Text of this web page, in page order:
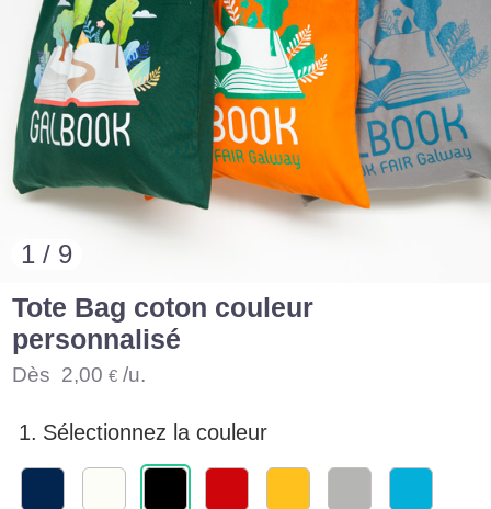
1 / 9
Tote Bag coton couleur
personnalisé
Dès 2,00 € /u.
1. Sélectionnez la couleur